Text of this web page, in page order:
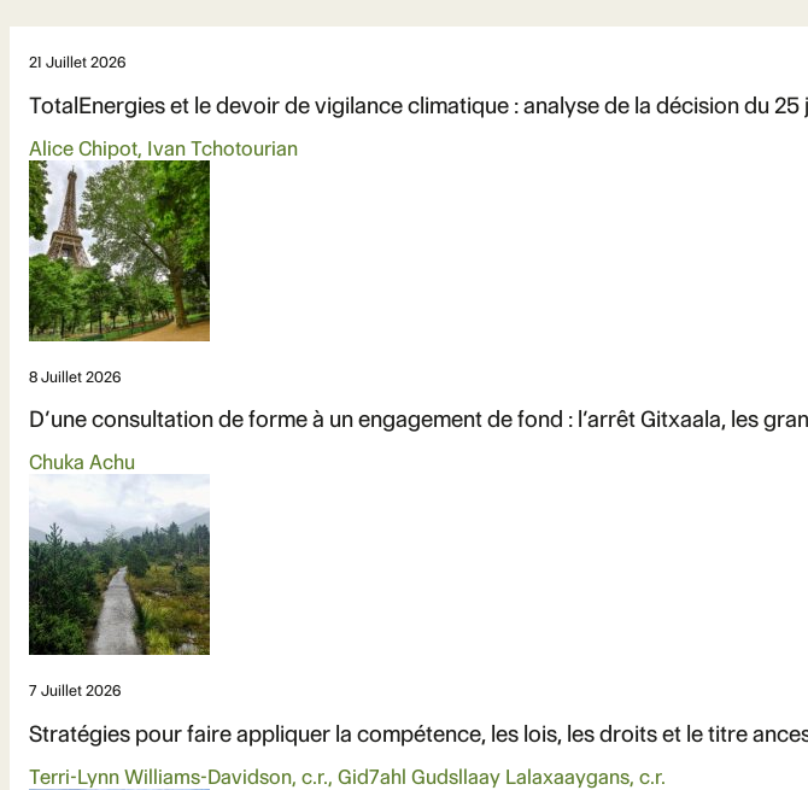
21 Juillet 2026
TotalEnergies et le devoir de vigilance climatique : analyse de la décision du 25
Alice Chipot, Ivan Tchotourian
8 Juillet 2026
D’une consultation de forme à un engagement de fond : l’arrêt Gitxaala, les
Chuka Achu
7 Juillet 2026
Stratégies pour faire appliquer la compétence, les lois, les droits et le titre
Terri-Lynn Williams-Davidson, c.r., Gid7ahl Gudsllaay Lalaxaaygans, c.r.